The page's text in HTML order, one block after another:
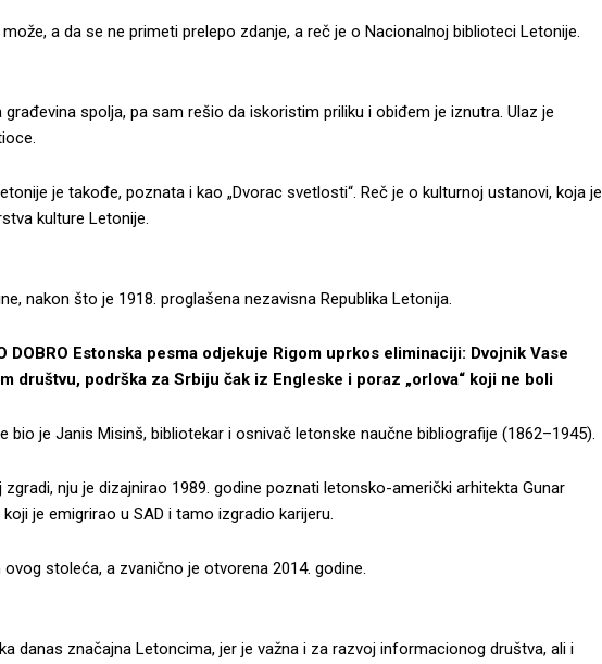
a da se ne primeti prelepo zdanje, a reč je o Nacionalnoj biblioteci Letonije.
spolja, pa sam rešio da iskoristim priliku i obiđem je iznutra. Ulaz je
je takođe, poznata i kao „Dvorac svetlosti“. Reč je o kulturnoj ustanovi, koja je
kulture Letonije.
nakon što je 1918. proglašena nezavisna Republika Letonija.
DOBRO Estonska pesma odjekuje Rigom uprkos eliminaciji: Dvojnik Vase
društvu, podrška za Srbiju čak iz Engleske i poraz „orlova“ koji ne boli
bio je Janis Misinš, bibliotekar i osnivač letonske naučne bibliografije (1862–1945).
nju je dizajnirao 1989. godine poznati letonsko-američki arhitekta Gunar
je emigrirao u SAD i tamo izgradio karijeru.
stoleća, a zvanično je otvorena 2014. godine.
danas značajna Letoncima, jer je važna i za razvoj informacionog društva, ali i